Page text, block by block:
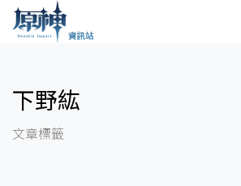
下野紘
文章標籤